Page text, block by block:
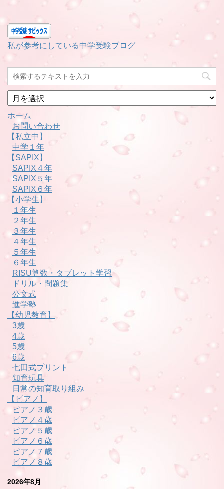
私が参考にしている中学受験ブログ
月
別
ホーム
お問い合わせ
【私立中】
中学１年
【SAPIX】
SAPIX４年
SAPIX５年
SAPIX６年
【小学生】
１年生
２年生
３年生
４年生
５年生
６年生
RISU算数・タブレット学習
ドリル・問題集
公文式
進学塾
【幼児教育】
3歳
4歳
5歳
6歳
七田式プリント
知育玩具
日常の知育取り組み
【ピアノ】
ピアノ３歳
ピアノ４歳
ピアノ５歳
ピアノ６歳
ピアノ７歳
ピアノ８歳
2026年8月